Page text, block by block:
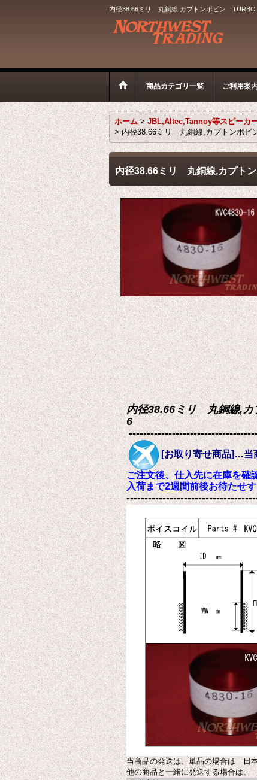
内径38.66ミリ 丸銅線,カプトンボビン
商品カテゴリ一覧 ご利用案
ホーム > JBL,Altec,Tannoy等スピーカ
> 内径38.66ミリ 丸銅線,カプトンボ
内径38.66ミリ 丸銅線,カプト
内径38.66ミリ 丸銅線,
6
[お取り寄せ商品]…当
ご注文後、仕入先に在庫を確
入荷まで2週間前後お待たせ
当商品の発送は、単品の場合は 日
他の商品と一緒に発送する場合は